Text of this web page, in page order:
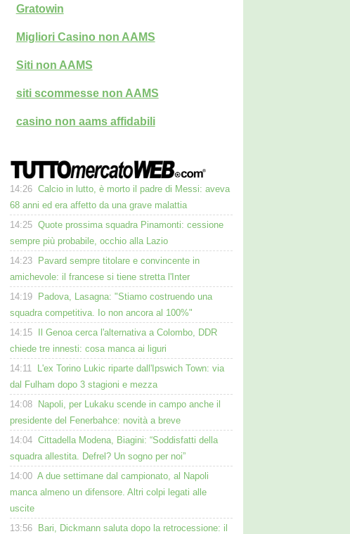
Gratowin
Migliori Casino non AAMS
Siti non AAMS
siti scommesse non AAMS
casino non aams affidabili
14:26 Calcio in lutto, è morto il padre di Messi: aveva
68 anni ed era affetto da una grave malattia
14:25 Quote prossima squadra Pinamonti: cessione
sempre più probabile, occhio alla Lazio
14:23
Pavard sempre titolare e convincente in
amichevole: il francese si tiene stretta l'Inter
14:19
Padova, Lasagna: "Stiamo costruendo una
squadra competitiva. Io non ancora al 100%"
14:15
Il Genoa cerca l'alternativa a Colombo, DDR
chiede tre innesti: cosa manca ai liguri
14:11
L'ex Torino Lukic riparte dall'Ipswich Town: via
dal Fulham dopo 3 stagioni e mezza
14:08
Napoli, per Lukaku scende in campo anche il
presidente del Fenerbahce: novità a breve
14:04 Cittadella Modena, Biagini: “Soddisfatti della
squadra allestita. Defrel? Un sogno per noi”
14:00 A due settimane dal campionato, al Napoli
manca almeno un difensore. Altri colpi legati alle
uscite
13:56
Bari, Dickmann saluta dopo la retrocessione: il